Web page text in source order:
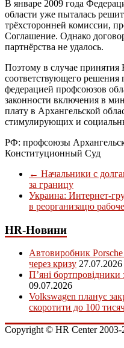
В январе 2009 года
области уже пыталась
трёхсторонней комиссии,
Соглашение. Однако
партнёрства не удалось.
Поэтому в случае
соответствующего решения
федерацией профсоюзов
законности включения в
плату в Архангельской
стимулирующих и
РФ: профсоюзы
Конституционный Суд
← Начальники с
за границу
Украина: Интернет-
в реорганизацю
HR-Новини
Автовиробник Porsche
через кризу 27.07.2026
П’яні
09.07.2026
Volkswagen планує
скоротити до 100
Copyright © HR Center 2003-